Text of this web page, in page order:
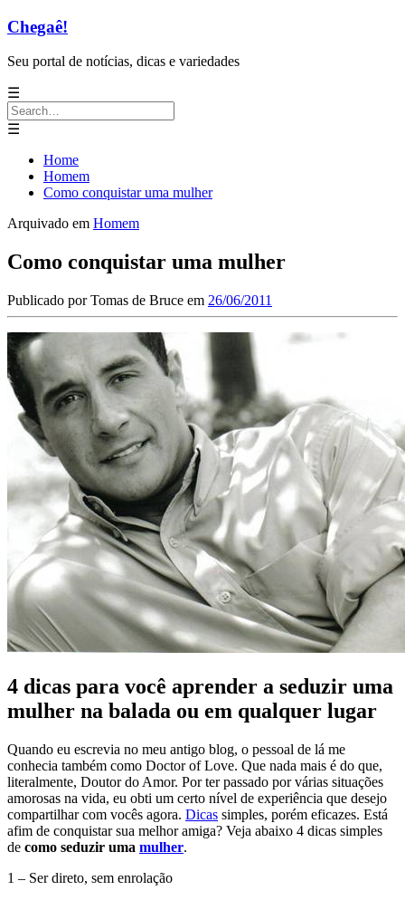
Chegaê!
Seu portal de notícias, dicas e variedades
☰
Search
for:
☰
Home
Homem
Como conquistar uma mulher
Arquivado em Homem
Como conquistar uma mulher
Publicado porTomas de Bruce em 26/06/2011
4 dicas para você aprender a seduzir uma
mulher na balada ou em qualquer lugar
Quando eu escrevia no meu antigo blog, o pessoal de lá me
conhecia também como Doctor of Love. Que nada mais é do que,
literalmente, Doutor do Amor. Por ter passado por várias situações
amorosas na vida, eu obti um certo nível de experiência que desejo
compartilhar com vocês agora. Dicas simples, porém eficazes. Está
afim de conquistar sua melhor amiga? Veja abaixo 4 dicas simples
de como seduzir uma mulher.
1 – Ser direto, sem enrolação